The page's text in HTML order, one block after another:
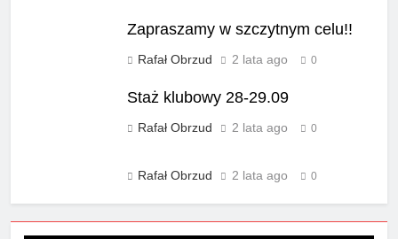
Zapraszamy w szczytnym celu!!
Rafał Obrzud 2 lata ago 0
Staż klubowy 28-29.09
Rafał Obrzud 2 lata ago 0
Rafał Obrzud 2 lata ago 0